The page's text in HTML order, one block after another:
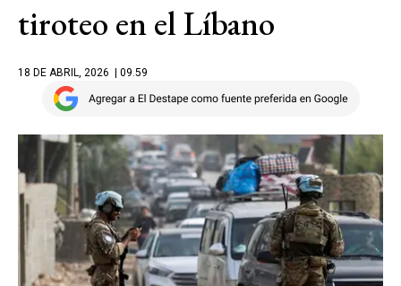
tiroteo en el Líbano
18 DE ABRIL, 2026 | 09.59